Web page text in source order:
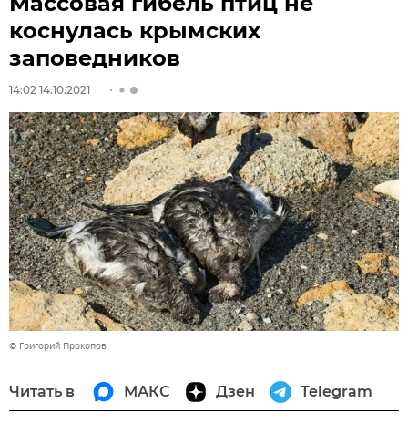
коснулась крымских
заповедников
14:02 14.10.2021
© Григорий Прокопов
Читать в МАКС Дзен Telegram